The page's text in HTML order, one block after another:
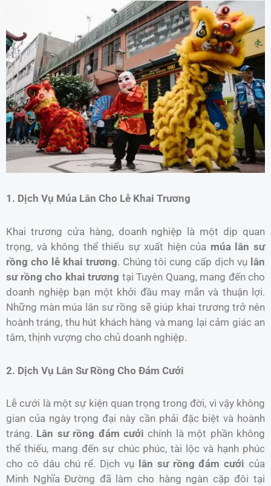
1. Dịch Vụ Múa Lân Cho Lễ Khai Trương
Khai trương cửa hàng, doanh nghiệp là một dịp quan
trọng, và không thể thiếu sự xuất hiện của múa lân sư
rồng cho lễ khai trương. Chúng tôi cung cấp dịch vụ lân
sư rồng cho khai trương tại Tuyên Quang, mang đến cho
doanh nghiệp bạn một khởi đầu may mắn và thuận lợi.
Những màn múa lân sư rồng sẽ giúp khai trương trở nên
hoành tráng, thu hút khách hàng và mang lại cảm giác an
tâm, thịnh vượng cho chủ doanh nghiệp.
2. Dịch Vụ Lân Sư Rồng Cho Đám Cưới
Lễ cưới là một sự kiện quan trọng trong đời, vì vậy không
gian của ngày trọng đại này cần phải đặc biệt và hoành
tráng. Lân sư rồng đám cưới chính là một phần không
thể thiếu, mang đến sự chúc phúc, tài lộc và hạnh phúc
cho cô dâu chú rể. Dịch vụ lân sư rồng đám cưới của
Minh Nghĩa Đường đã làm cho hàng ngàn cặp đôi tại